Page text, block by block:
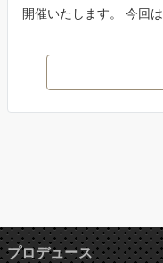
開催いたします。 今回は
プロデュース